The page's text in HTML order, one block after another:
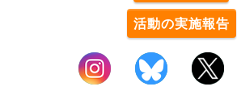
活動の実施報告